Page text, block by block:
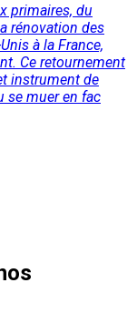
primaires, du
rénovation des
à la France,
Ce retournement
instrument de
se muer en fac